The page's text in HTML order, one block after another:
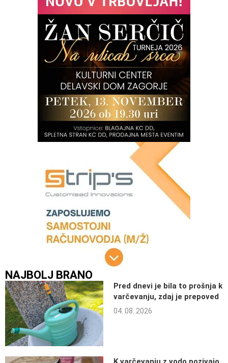
NAJBOLJ BRANO
Pred dnevi je bila to prošnja k
varčevanju, zdaj je prepoved
04. 08. 2026